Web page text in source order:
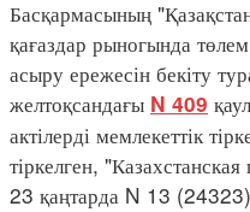
Басқармасының
қағаздар рыногында
асыру ережесін бекіту
желтоқсандағы N 409
актілерді мемлекеттік
тіркелген,
23 қаңтарда N 13